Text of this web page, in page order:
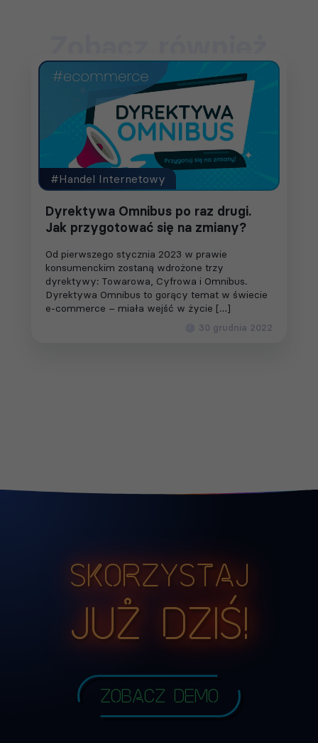
#Handel Internetowy
Dyrektywa Omnibus po raz drugi.
Jak przygotować się na zmiany?
Od pierwszego stycznia 2023 w prawie
konsumenckim zostaną wdrożone trzy
dyrektywy: Towarowa, Cyfrowa i Omnibus.
Dyrektywa Omnibus to gorący temat w świecie
e-commerce – miała wejść w życie […]
30 grudnia 2022
Skorzystaj
już dziś!
Zobacz demo